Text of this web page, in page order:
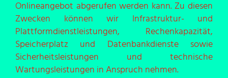
Onlineangebot abgerufen werden kann. Zu diesen
Zwecken können wir Infrastruktur- und
Plattformdienstleistungen, Rechenkapazität,
Speicherplatz und Datenbankdienste sowie
Sicherheitsleistungen und technische
Wartungsleistungen in Anspruch nehmen.